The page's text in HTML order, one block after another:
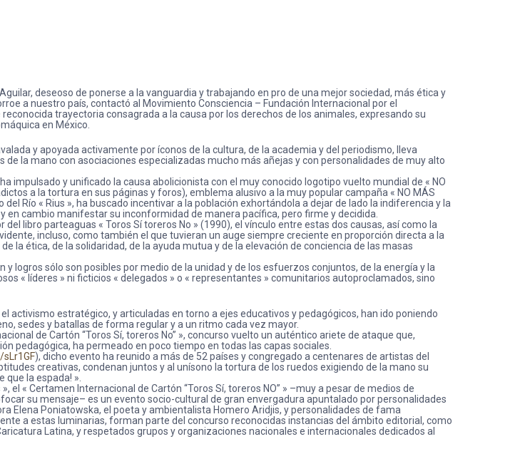
deseoso de ponerse a la vanguardia y trabajando en pro de una mejor sociedad, más ética y
a nuestro país, contactó al Movimiento Consciencia – Fundación Internacional por el
trayectoria consagrada a la causa por los derechos de los animales, expresando su
en México.
y apoyada activamente por íconos de la cultura, de la academia y del periodismo, lleva
la mano con asociaciones especializadas mucho más añejas y con personalidades de muy alto
y unificado la causa abolicionista con el muy conocido logotipo vuelto mundial de « NO
a la tortura en sus páginas y foros), emblema alusivo a la muy popular campaña « NO MÁS
Río « Rius », ha buscado incentivar a la población exhortándola a dejar de lado la indiferencia y la
en cambio manifestar su inconformidad de manera pacífica, pero firme y decidida.
libro parteaguas « Toros Sí toreros No » (1990), el vínculo entre estas dos causas, así como la
incluso, como también el que tuvieran un auge siempre creciente en proporción directa a la
la ética, de la solidaridad, de la ayuda mutua y de la elevación de conciencia de las masas
logros sólo son posibles por medio de la unidad y de los esfuerzos conjuntos, de la energía y la
« líderes » ni ficticios « delegados » o « representantes » comunitarios autoproclamados, sino
activismo estratégico, y articuladas en torno a ejes educativos y pedagógicos, han ido poniendo
sedes y batallas de forma regular y a un ritmo cada vez mayor.
de Cartón “Toros Sí, toreros No” », concurso vuelto un auténtico ariete de ataque que,
pedagógica, ha permeado en poco tiempo en todas las capas sociales.
), dicho evento ha reunido a más de 52 países y congregado a centenares de artistas del
creativas, condenan juntos y al unísono la tortura de los ruedos exigiendo de la mano su
que la espada! ».
el « Certamen Internacional de Cartón “Toros Sí, toreros NO” » –muy a pesar de medios de
su mensaje– es un evento socio-cultural de gran envergadura apuntalado por personalidades
Elena Poniatowska, el poeta y ambientalista Homero Aridjis, y personalidades de fama
a estas luminarias, forman parte del concurso reconocidas instancias del ámbito editorial, como
Latina, y respetados grupos y organizaciones nacionales e internacionales dedicados al